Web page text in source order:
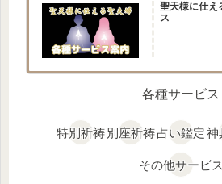
聖天様に仕え
ス
各種サービス
特別祈祷別座祈祷占い鑑定神
その他サービス